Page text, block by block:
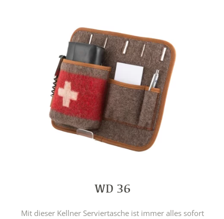
WD 36
Mit dieser Kellner Serviertasche ist immer alles sofort